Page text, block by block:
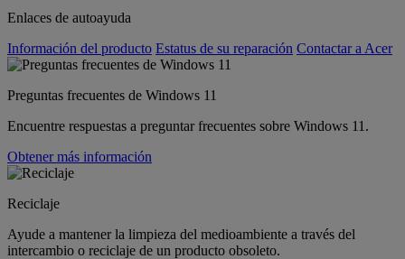
Enlaces de autoayuda
Información del producto Estatus de su reparación Contactar a Acer
Preguntas frecuentes de Windows 11
Encuentre respuestas a preguntar frecuentes sobre Windows 11.
Obtener más información
Reciclaje
Ayude a mantener la limpieza del medioambiente a través del
intercambio o reciclaje de un producto obsoleto.